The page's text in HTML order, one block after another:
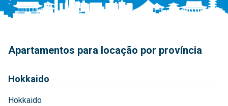
Apartamentos para locação por província
Hokkaido
Hokkaido